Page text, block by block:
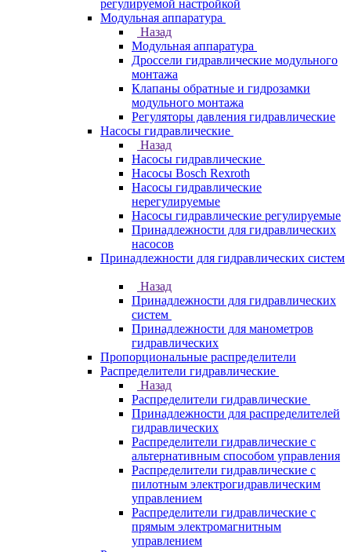
регулируемой настройкой
Модульная аппаратура
Назад
Модульная аппаратура
Дроссели гидравлические модульного
монтажа
Клапаны обратные и гидрозамки
модульного монтажа
Регуляторы давления гидравлические
Насосы гидравлические
Назад
Насосы гидравлические
Насосы Bosch Rexroth
Насосы гидравлические
нерегулируемые
Насосы гидравлические регулируемые
Принадлежности для гидравлических
насосов
Принадлежности для гидравлических систем
Назад
Принадлежности для гидравлических
систем
Принадлежности для манометров
гидравлических
Пропорциональные распределители
Распределители гидравлические
Назад
Распределители гидравлические
Принадлежности для распределителей
гидравлических
Распределители гидравлические с
альтернативным способом управления
Распределители гидравлические с
пилотным электрогидравлическим
управлением
Распределители гидравлические с
прямым электромагнитным
управлением